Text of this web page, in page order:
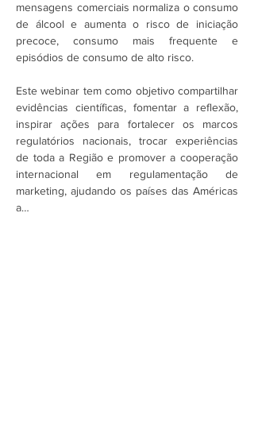
mensagens comerciais normaliza o consumo
de álcool e aumenta o risco de iniciação
precoce, consumo mais frequente e
episódios de consumo de alto risco.
Este webinar tem como objetivo compartilhar
evidências científicas, fomentar a reflexão,
inspirar ações para fortalecer os marcos
regulatórios nacionais, trocar experiências
de toda a Região e promover a cooperação
internacional em regulamentação de
marketing, ajudando os países das Américas
a…